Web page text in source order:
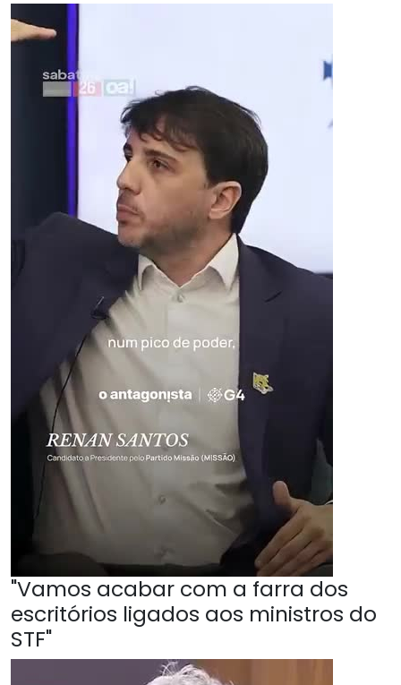
"Vamos acabar com a farra dos
escritórios ligados aos ministros do
STF"